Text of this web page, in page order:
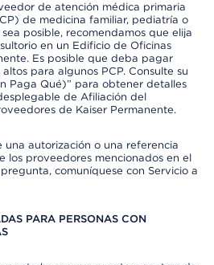
de atención médica primaria
de medicina familiar, pediatría o
posible, recomendamos que elija
en un Edificio de Oficinas
Es posible que deba pagar
para algunos PCP. Consulte su
Paga Qué)” para obtener detalles
de Afiliación del
de Kaiser Permanente.
una autorización o una referencia
los proveedores mencionados en el
comuníquese con Servicio a
PARA PERSONAS CON